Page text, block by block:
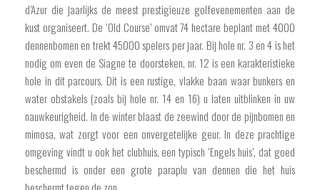
d’Azur die jaarlijks de meest prestigieuze golfevenementen aan de
kust organiseert. De ‘Old Course’ omvat 74 hectare beplant met 4000
dennenbomen en trekt 45000 spelers per jaar. Bij hole nr. 3 en 4 is het
nodig om even de Siagne te doorsteken, nr. 12 is een karakteristieke
hole in dit parcours. Dit is een rustige, vlakke baan waar bunkers en
water obstakels (zoals bij hole nr. 14 en 16) u laten uitblinken in uw
nauwkeurigheid. In de winter blaast de zeewind door de pijnbomen en
mimosa, wat zorgt voor een onvergetelijke geur. In deze prachtige
omgeving vindt u ook het clubhuis, een typisch ‘Engels huis’, dat goed
beschermd is onder een grote paraplu van dennen die het huis